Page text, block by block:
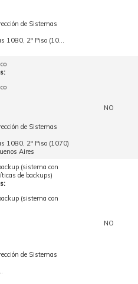
de Sistemas
1080, 2º Piso (10...
de Sistemas
1080, 2º Piso (1070)
Aires
NO
(sistema con
de backups)
(sistema con
de Sistemas
NO